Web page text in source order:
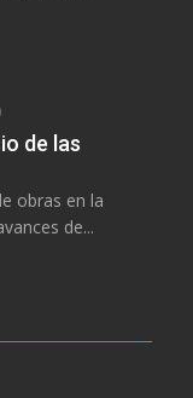
de las
obras en la
de...